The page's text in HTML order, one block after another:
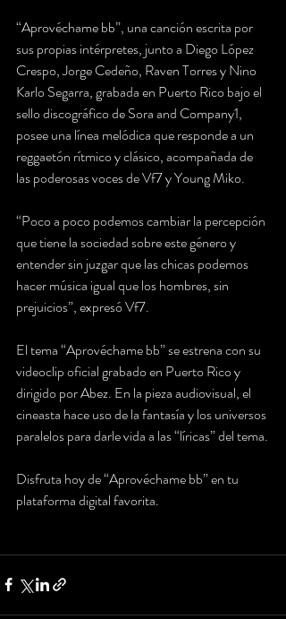
“Aprovéchame bb”, una canción escrita por
sus propias intérpretes, junto a Diego López
Crespo, Jorge Cedeño, Raven Torres y Nino
Karlo Segarra, grabada en Puerto Rico bajo el
sello discográfico de Sora and Company1,
posee una línea melódica que responde a un
reggaetón rítmico y clásico, acompañada de
las poderosas voces de Vf7 y Young Miko.
“Poco a poco podemos cambiar la percepción
que tiene la sociedad sobre este género y
entender sin juzgar que las chicas podemos
hacer música igual que los hombres, sin
prejuicios”, expresó Vf7.
El tema “Aprovéchame bb” se estrena con su
videoclip oficial grabado en Puerto Rico y
dirigido por Abez. En la pieza audiovisual, el
cineasta hace uso de la fantasía y los universos
paralelos para darle vida a las “líricas” del tema.
Disfruta hoy de “Aprovéchame bb” en tu
plataforma digital favorita.